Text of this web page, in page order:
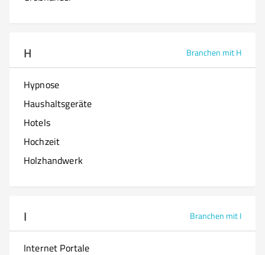
H Branchen mit H
Hypnose
Haushaltsgeräte
Hotels
Hochzeit
Holzhandwerk
I Branchen mit I
Internet Portale